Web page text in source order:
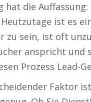
hat die
ist es
zu sein, ist oft
anspricht
Prozess Lead-
Faktor